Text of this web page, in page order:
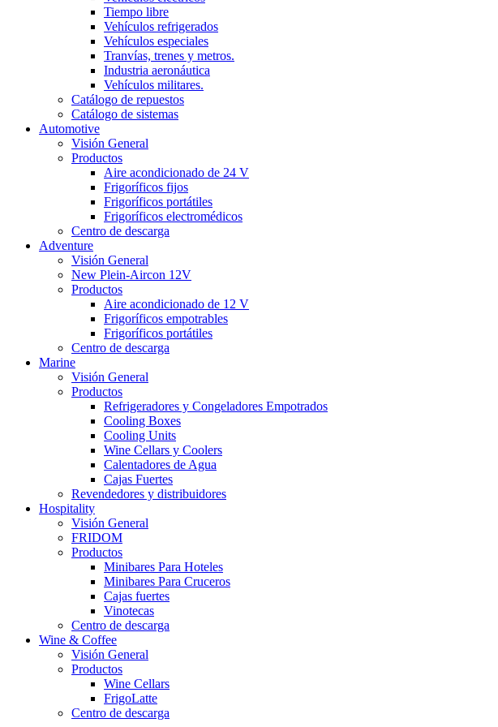
Tiempo libre
Vehículos refrigerados
Vehículos especiales
Tranvías, trenes y metros.
Industria aeronáutica
Vehículos militares.
Catálogo de repuestos
Catálogo de sistemas
Automotive
Visión General
Productos
Aire acondicionado de 24 V
Frigoríficos fijos
Frigoríficos portátiles
Frigoríficos electromédicos
Centro de descarga
Adventure
Visión General
New Plein-Aircon 12V
Productos
Aire acondicionado de 12 V
Frigoríficos empotrables
Frigoríficos portátiles
Centro de descarga
Marine
Visión General
Productos
Refrigeradores y Congeladores Empotrados
Cooling Boxes
Cooling Units
Wine Cellars y Coolers
Calentadores de Agua
Cajas Fuertes
Revendedores y distribuidores
Hospitality
Visión General
FRIDOM
Productos
Minibares Para Hoteles
Minibares Para Cruceros
Cajas fuertes
Vinotecas
Centro de descarga
Wine & Coffee
Visión General
Productos
Wine Cellars
FrigoLatte
Centro de descarga